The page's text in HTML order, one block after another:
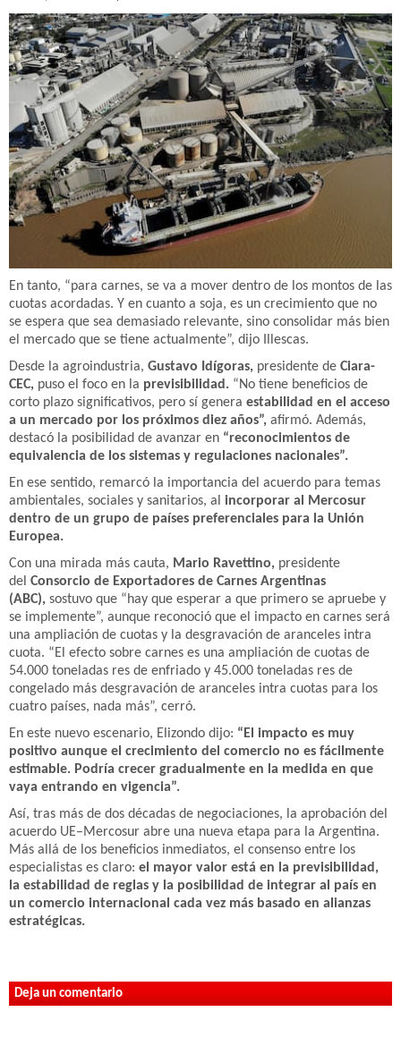
En tanto, “para carnes, se va a mover dentro de los montos de las
cuotas acordadas. Y en cuanto a soja, es un crecimiento que no
se espera que sea demasiado relevante, sino consolidar más bien
el mercado que se tiene actualmente”, dijo Illescas.
Desde la agroindustria, Gustavo Idígoras, presidente de Ciara-
CEC, puso el foco en la previsibilidad. “No tiene beneficios de
corto plazo significativos, pero sí genera estabilidad en el acceso
a un mercado por los próximos diez años”, afirmó. Además,
destacó la posibilidad de avanzar en “reconocimientos de
equivalencia de los sistemas y regulaciones nacionales”.
En ese sentido, remarcó la importancia del acuerdo para temas
ambientales, sociales y sanitarios, al incorporar al Mercosur
dentro de un grupo de países preferenciales para la Unión
Europea.
Con una mirada más cauta, Mario Ravettino, presidente
del Consorcio de Exportadores de Carnes Argentinas
(ABC), sostuvo que “hay que esperar a que primero se apruebe y
se implemente”, aunque reconoció que el impacto en carnes será
una ampliación de cuotas y la desgravación de aranceles intra
cuota. “El efecto sobre carnes es una ampliación de cuotas de
54.000 toneladas res de enfriado y 45.000 toneladas res de
congelado más desgravación de aranceles intra cuotas para los
cuatro países, nada más”, cerró.
En este nuevo escenario, Elizondo dijo: “El impacto es muy
positivo aunque el crecimiento del comercio no es fácilmente
estimable. Podría crecer gradualmente en la medida en que
vaya entrando en vigencia”.
Así, tras más de dos décadas de negociaciones, la aprobación del
acuerdo UE–Mercosur abre una nueva etapa para la Argentina.
Más allá de los beneficios inmediatos, el consenso entre los
especialistas es claro: el mayor valor está en la previsibilidad,
la estabilidad de reglas y la posibilidad de integrar al país en
un comercio internacional cada vez más basado en alianzas
estratégicas.
Deja un comentario